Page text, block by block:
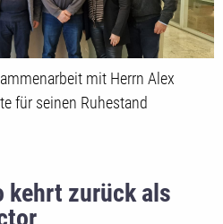
mit Herrn Alex
für seinen Ruhestand
kehrt zurück als